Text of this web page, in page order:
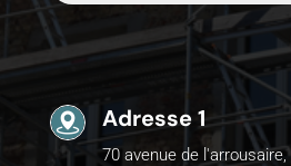
Adresse 1
70 avenue de